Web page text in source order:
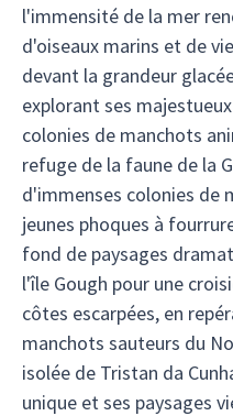
l'immensité de la mer
d'oiseaux marins et de
devant la grandeur
explorant ses
colonies de manchots
refuge de la faune de la
d'immenses colonies de
jeunes phoques à
fond de paysages
l'île Gough pour une
côtes escarpées, en
manchots sauteurs du
isolée de Tristan da
unique et ses paysages